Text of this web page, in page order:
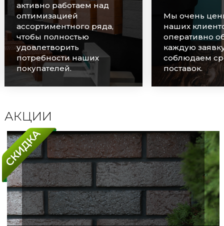
активно работаем над
оптимизацией
ассортиментного ряда,
чтобы полностью
удовлетворить
потребности наших
покупателей.
Мы очень
наших
оперативно
каждую
соблюдаем
поставок.
АКЦИИ